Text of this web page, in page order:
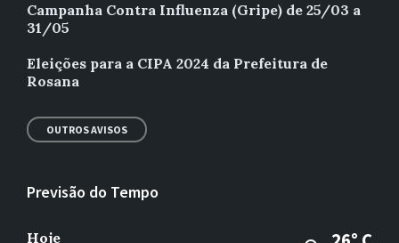
Campanha Contra Influenza (Gripe) de 25/03 a
31/05
Eleições para a CIPA 2024 da Prefeitura de
Rosana
OUTROS AVISOS
Previsão do Tempo
Hoje